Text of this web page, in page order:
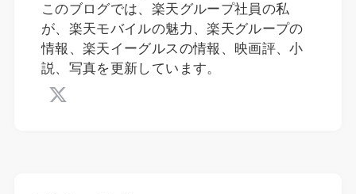
このブログでは、楽天グループ社員の私
が、楽天モバイルの魅力、楽天グループの
情報、楽天イーグルスの情報、映画評、小
説、写真を更新しています。